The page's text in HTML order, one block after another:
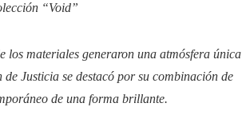
“Void”
los materiales generaron una atmósfera única
Justicia se destacó por su combinación de
de una forma brillante.